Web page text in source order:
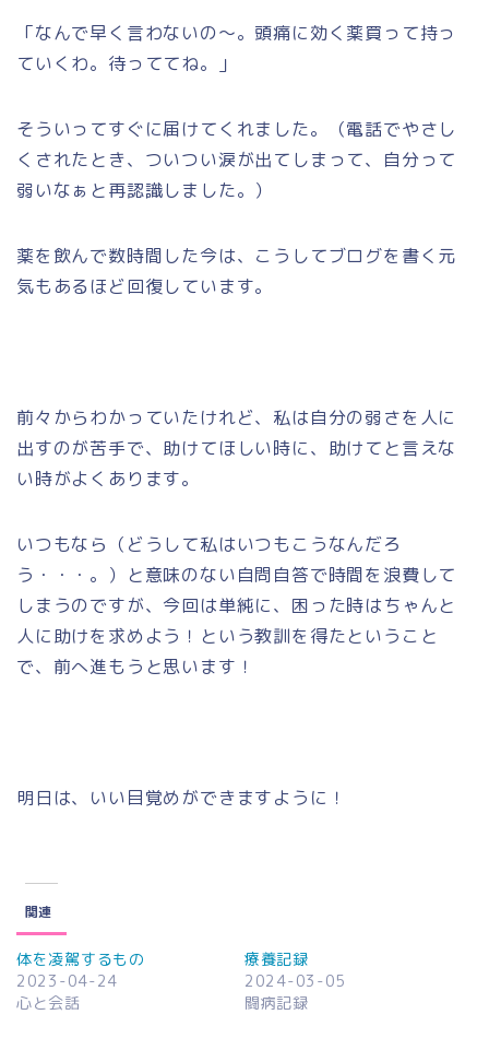
「なんで早く言わないの～。頭痛に効く薬買って持っ
ていくわ。待っててね。」
そういってすぐに届けてくれました。（電話でやさし
くされたとき、ついつい涙が出てしまって、自分って
弱いなぁと再認識しました。）
薬を飲んで数時間した今は、こうしてブログを書く元
気もあるほど回復しています。
前々からわかっていたけれど、私は自分の弱さを人に
出すのが苦手で、助けてほしい時に、助けてと言えな
い時がよくあります。
いつもなら（どうして私はいつもこうなんだろ
う・・・。）と意味のない自問自答で時間を浪費して
しまうのですが、今回は単純に、困った時はちゃんと
人に助けを求めよう！という教訓を得たということ
で、前へ進もうと思います！
明日は、いい目覚めができますように！
関連
体を凌駕するもの
2023-04-24
心と会話
療養記録
2024-03-05
闘病記録